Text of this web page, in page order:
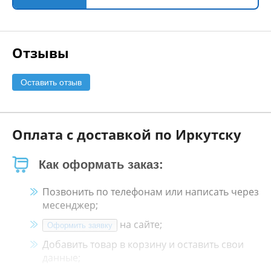
Отзывы
Оставить отзыв
Оплата с доставкой по Иркутску
Как оформать заказ:
Позвонить по телефонам или написать через
месенджер;
Оформить заявку
на сайте;
Добавить товар в корзину и оставить свои
данные;